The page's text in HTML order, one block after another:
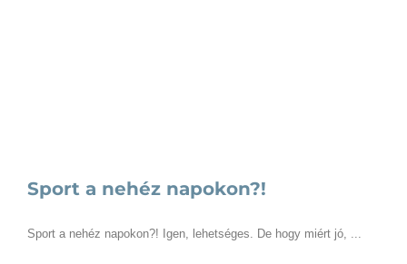
Sport a nehéz napokon?!
Sport a nehéz napokon?! Igen, lehetséges. De hogy miért jó, ...